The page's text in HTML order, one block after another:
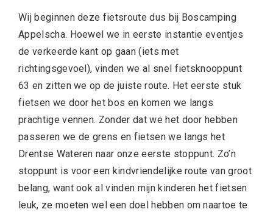
Wij beginnen deze fietsroute dus bij Boscamping
Appelscha. Hoewel we in eerste instantie eventjes
de verkeerde kant op gaan (iets met
richtingsgevoel), vinden we al snel fietsknooppunt
63 en zitten we op de juiste route. Het eerste stuk
fietsen we door het bos en komen we langs
prachtige vennen. Zonder dat we het door hebben
passeren we de grens en fietsen we langs het
Drentse Wateren naar onze eerste stoppunt. Zo’n
stoppunt is voor een kindvriendelijke route van groot
belang, want ook al vinden mijn kinderen het fietsen
leuk, ze moeten wel een doel hebben om naartoe te